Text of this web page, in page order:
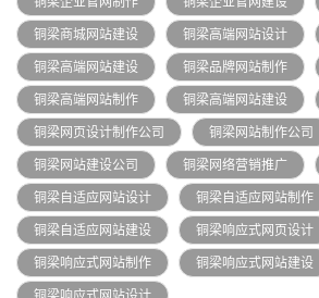
铜梁商城网站建设
铜梁高端网站设计
铜梁高端网站建设
铜梁品牌网站制作
铜梁高端网站制作
铜梁高端网站建设
铜梁网页设计制作公司
铜梁网站制作公司
铜梁网站建设公司
铜梁网络营销推广
铜梁自适应网站设计
铜梁自适应网站制作
铜梁自适应网站建设
铜梁响应式网页设计
铜梁响应式网站制作
铜梁响应式网站建设